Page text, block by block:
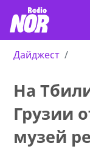
Дайджест
На
Грузии
музей